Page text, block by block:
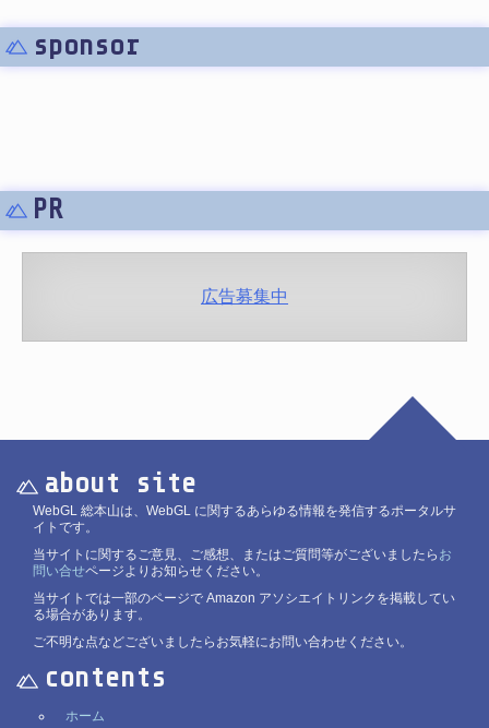
sponsor
PR
広告募集中
about site
WebGL 総本山は、WebGL に関するあらゆる情報を発信するポータルサ
イトです。
当サイトに関するご意見、ご感想、またはご質問等がございましたら お
問い合せページよりお知らせください。
当サイトでは一部のページで Amazon アソシエイトリンクを掲載してい
る場合があります。
ご不明な点などございましたらお気軽にお問い合わせください。
contents
ホーム